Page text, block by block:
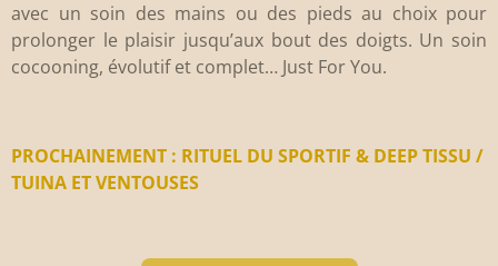
avec un soin des mains ou des pieds au choix pour
prolonger le plaisir jusqu’aux bout des doigts. Un soin
cocooning, évolutif et complet… Just For You.
PROCHAINEMENT : RITUEL DU SPORTIF & DEEP TISSU /
TUINA ET VENTOUSES